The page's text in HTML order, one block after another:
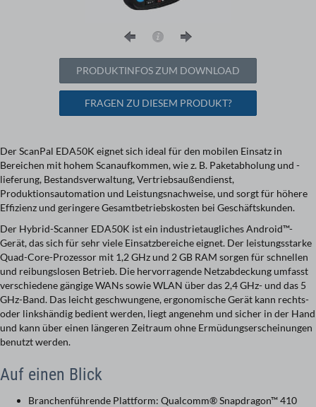
PRODUKTINFOS ZUM DOWNLOAD
FRAGEN ZU DIESEM PRODUKT?
Der ScanPal EDA50K eignet sich ideal für den mobilen Einsatz in
Bereichen mit hohem Scanaufkommen, wie z. B. Paketabholung und -
lieferung, Bestandsverwaltung, Vertriebsaußendienst,
Produktionsautomation und Leistungsnachweise, und sorgt für höhere
Effizienz und geringere Gesamtbetriebskosten bei Geschäftskunden.
Der Hybrid-Scanner EDA50K ist ein industrietaugliches Android™-
Gerät, das sich für sehr viele Einsatzbereiche eignet. Der leistungsstarke
Quad-Core-Prozessor mit 1,2 GHz und 2 GB RAM sorgen für schnellen
und reibungslosen Betrieb. Die hervorragende Netzabdeckung umfasst
verschiedene gängige WANs sowie WLAN über das 2,4 GHz- und das 5
GHz-Band. Das leicht geschwungene, ergonomische Gerät kann rechts-
oder linkshändig bedient werden, liegt angenehm und sicher in der Hand
und kann über einen längeren Zeitraum ohne Ermüdungserscheinungen
benutzt werden.
Auf einen Blick
Branchenführende Plattform: Qualcomm® Snapdragon™ 410